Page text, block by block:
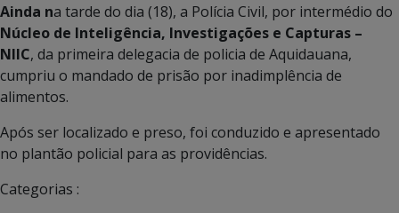
Ainda na tarde do dia (18), a Polícia Civil, por intermédio do
Núcleo de Inteligência, Investigações e Capturas –
NIIC, da primeira delegacia de policia de Aquidauana,
cumpriu o mandado de prisão por inadimplência de
alimentos.
Após ser localizado e preso, foi conduzido e apresentado
no plantão policial para as providências.
Categorias :